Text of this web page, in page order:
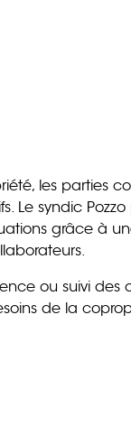
les parties
Le syndic
grâce à
ou suivi des
de la